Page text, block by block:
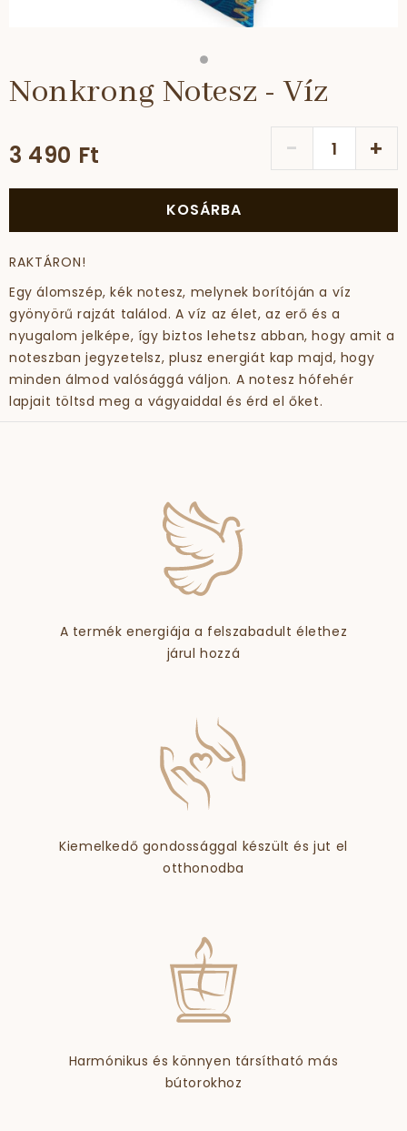
Nonkrong Notesz - Víz
3 490 Ft - +
KOSÁRBA
RAKTÁRON!
Egy álomszép, kék notesz, melynek borítóján a víz
gyönyörű rajzát találod. A víz az élet, az erő és a
nyugalom jelképe, így biztos lehetsz abban, hogy amit a
noteszban jegyzetelsz, plusz energiát kap majd, hogy
minden álmod valósággá váljon. A notesz hófehér
lapjait töltsd meg a vágyaiddal és érd el őket.
A termék energiája a felszabadult élethez
járul hozzá
Kiemelkedő gondossággal készült és jut el
otthonodba
Harmónikus és könnyen társítható más
bútorokhoz